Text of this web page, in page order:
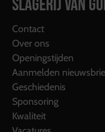
SLAGERIJ VAN
Contact
Over ons
Openingstijden
Aanmelden
Geschiedenis
Sponsoring
Kwaliteit